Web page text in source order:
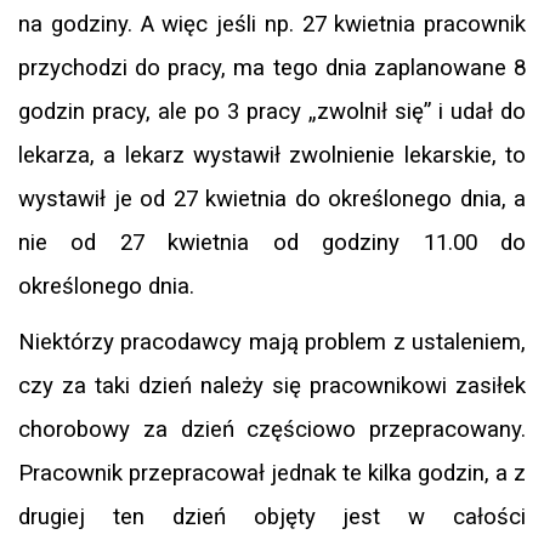
na godziny. A więc jeśli np. 27 kwietnia pracownik
przychodzi do pracy, ma tego dnia zaplanowane 8
godzin pracy, ale po 3 pracy „zwolnił się” i udał do
lekarza, a lekarz wystawił zwolnienie lekarskie, to
wystawił je od 27 kwietnia do określonego dnia, a
nie od 27 kwietnia od godziny 11.00 do
określonego dnia.
Niektórzy pracodawcy mają problem z ustaleniem,
czy za taki dzień należy się pracownikowi zasiłek
chorobowy za dzień częściowo przepracowany.
Pracownik przepracował jednak te kilka godzin, a z
drugiej ten dzień objęty jest w całości